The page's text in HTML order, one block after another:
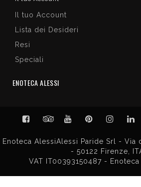
Il tuo Account
Lista dei Desideri
Resi
Speciali
ENOTECA ALESSI
Enoteca AlessiAlessi Paride Srl - Via
- 50122 Firenze,
VAT IT00393150487 -